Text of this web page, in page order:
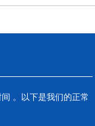
。以下是我们的正常